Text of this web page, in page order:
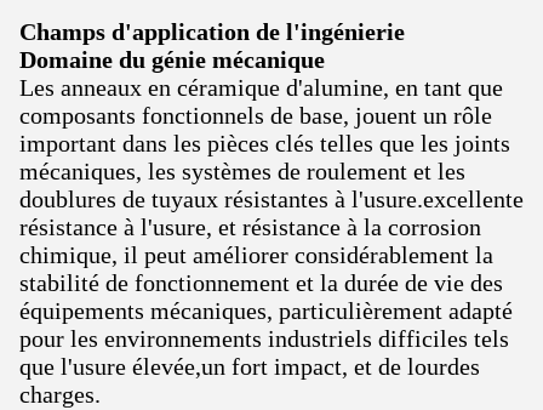
Champs d'application de l'ingénierie
Domaine du génie mécanique
Les anneaux en céramique d'alumine, en tant que
composants fonctionnels de base, jouent un rôle
important dans les pièces clés telles que les joints
mécaniques, les systèmes de roulement et les
doublures de tuyaux résistantes à l'usure.excellente
résistance à l'usure, et résistance à la corrosion
chimique, il peut améliorer considérablement la
stabilité de fonctionnement et la durée de vie des
équipements mécaniques, particulièrement adapté
pour les environnements industriels difficiles tels
que l'usure élevée,un fort impact, et de lourdes
charges.